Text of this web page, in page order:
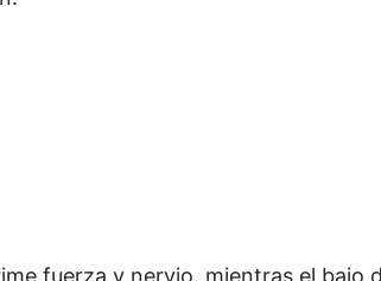
fuerza y nervio, mientras el bajo